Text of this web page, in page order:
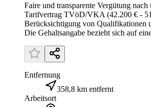
Faire und transparente Vergütung nach
Tarifvertrag TVöD/VKA (42.200 € -
Berücksichtigung von Qualifikationen
Die Gehaltsangabe bezieht sich auf
Entfernung
358,8 km entfernt
Arbeitsort